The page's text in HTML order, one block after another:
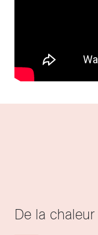
De la chaleur